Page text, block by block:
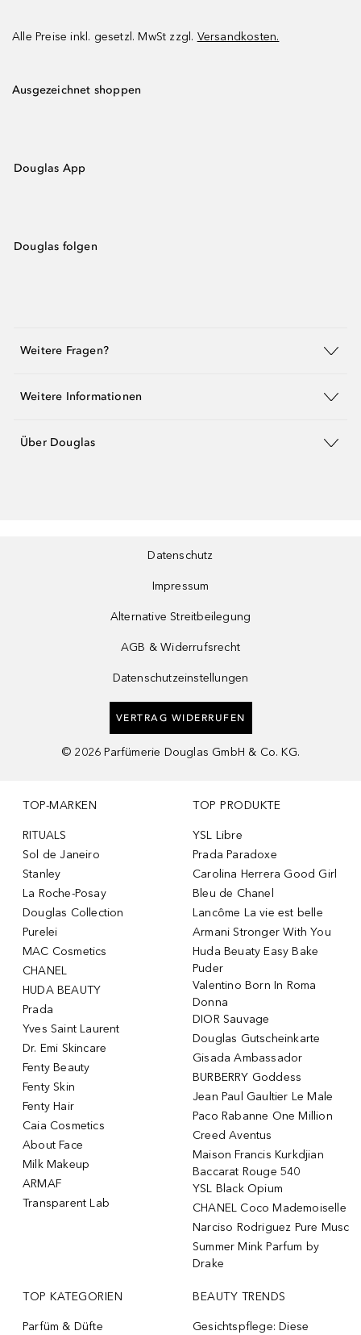
Alle Preise inkl. gesetzl. MwSt zzgl. Versandkosten.
Ausgezeichnet shoppen
Douglas App
Douglas folgen
Weitere Fragen?
Weitere Informationen
Über Douglas
Datenschutz
Impressum
Alternative Streitbeilegung
AGB & Widerrufsrecht
Datenschutzeinstellungen
VERTRAG WIDERRUFEN
© 2026 Parfümerie Douglas GmbH & Co. KG.
TOP-MARKEN
RITUALS
Sol de Janeiro
Stanley
La Roche-Posay
Douglas Collection
Purelei
MAC Cosmetics
CHANEL
HUDA BEAUTY
Prada
Yves Saint Laurent
Dr. Emi Skincare
Fenty Beauty
Fenty Skin
Fenty Hair
Caia Cosmetics
About Face
Milk Makeup
ARMAF
Transparent Lab
TOP PRODUKTE
YSL Libre
Prada Paradoxe
Carolina Herrera Good Girl
Bleu de Chanel
Lancôme La vie est belle
Armani Stronger With You
Huda Beuaty Easy Bake
Puder
Valentino Born In Roma
Donna
DIOR Sauvage
Douglas Gutscheinkarte
Gisada Ambassador
BURBERRY Goddess
Jean Paul Gaultier Le Male
Paco Rabanne One Million
Creed Aventus
Maison Francis Kurkdjian
Baccarat Rouge 540
YSL Black Opium
CHANEL Coco Mademoiselle
Narciso Rodriguez Pure Musc
Summer Mink Parfum by
Drake
TOP KATEGORIEN
Parfüm & Düfte
BEAUTY TRENDS
Gesichtspflege: Diese